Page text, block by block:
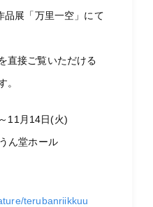
品展「万里一空」にて
直接ご覧いただける
。
11月14日(火)
ん堂ホール
terubanriikkuu